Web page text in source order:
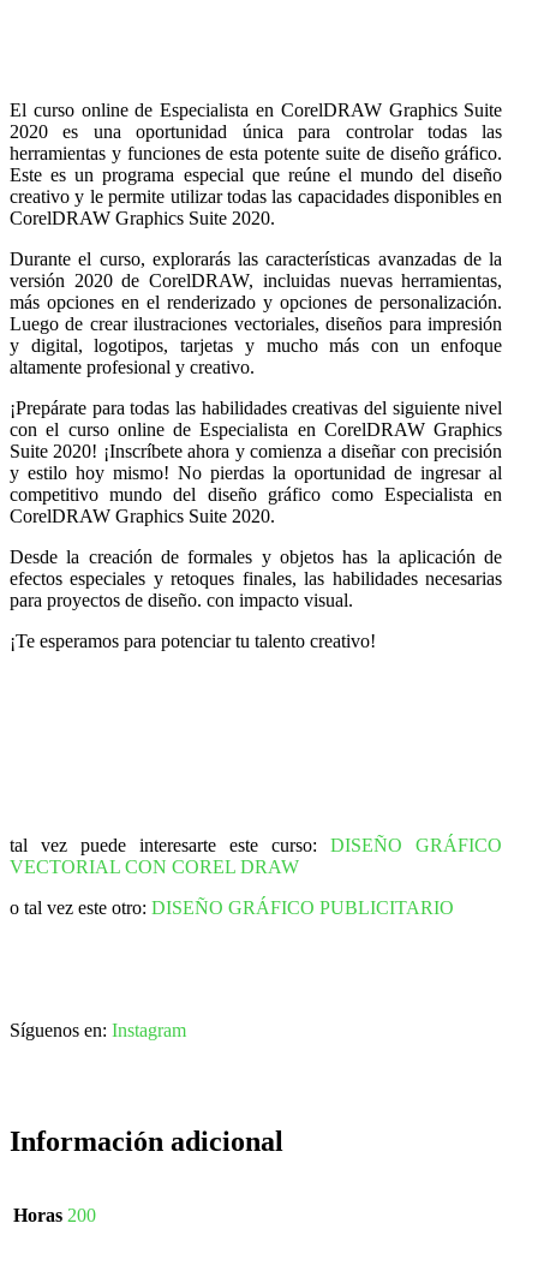
El curso online de Especialista en CorelDRAW Graphics Suite
2020 es una oportunidad única para controlar todas las
herramientas y funciones de esta potente suite de diseño gráfico.
Este es un programa especial que reúne el mundo del diseño
creativo y le permite utilizar todas las capacidades disponibles en
CorelDRAW Graphics Suite 2020.
Durante el curso, explorarás las características avanzadas de la
versión 2020 de CorelDRAW, incluidas nuevas herramientas,
más opciones en el renderizado y opciones de personalización.
Luego de crear ilustraciones vectoriales, diseños para impresión
y digital, logotipos, tarjetas y mucho más con un enfoque
altamente profesional y creativo.
¡Prepárate para todas las habilidades creativas del siguiente nivel
con el curso online de Especialista en CorelDRAW Graphics
Suite 2020! ¡Inscríbete ahora y comienza a diseñar con precisión
y estilo hoy mismo! No pierdas la oportunidad de ingresar al
competitivo mundo del diseño gráfico como Especialista en
CorelDRAW Graphics Suite 2020.
Desde la creación de formales y objetos has la aplicación de
efectos especiales y retoques finales, las habilidades necesarias
para proyectos de diseño. con impacto visual.
¡Te esperamos para potenciar tu talento creativo!
tal vez puede interesarte este curso:DISEÑO GRÁFICO
VECTORIAL CON COREL DRAW
o tal vez este otro: DISEÑO GRÁFICO PUBLICITARIO
Síguenos en: Instagram
Información adicional
Horas 200